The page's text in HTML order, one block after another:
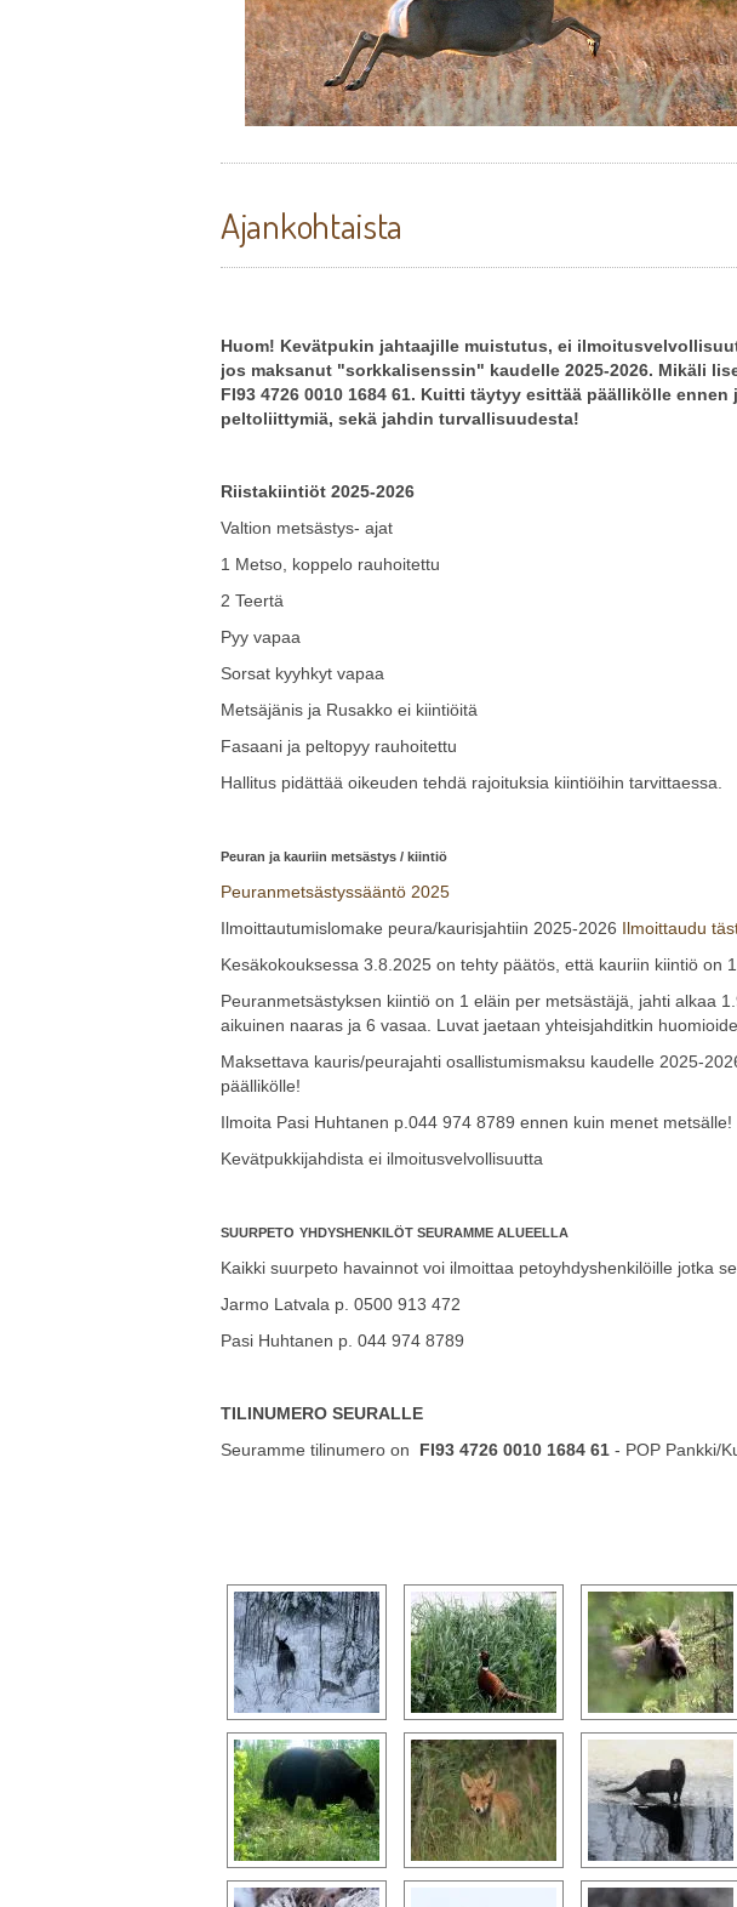
Ajankohtaista
Huom! Kevätpukin jahtaajille muistutus, ei
jos maksanut "sorkkalisenssin" kaudelle 2025-2026. Mikäli
FI93 4726 0010 1684 61. Kuitti täytyy esittää päällikölle
peltoliittymiä, sekä jahdin turvallisuudesta!
Riistakiintiöt 2025-2026
Valtion metsästys- ajat
1 Metso, koppelo rauhoitettu
2 Teertä
Pyy vapaa
Sorsat kyyhkyt vapaa
Metsäjänis ja Rusakko ei kiintiöitä
Fasaani ja peltopyy rauhoitettu
Hallitus pidättää oikeuden tehdä rajoituksia kiintiöihin tarvittaessa.
Peuran ja kauriin metsästys / kiintiö
Peuranmetsästyssääntö 2025
Ilmoittautumislomake peura/kaurisjahtiin 2025-2026
Ilmoittaudu
Kesäkokouksessa 3.8.2025 on tehty päätös, että kauriin kiintiö on
Peuranmetsästyksen kiintiö on 1 eläin per metsästäjä, jahti alkaa
aikuinen naaras ja 6 vasaa. Luvat jaetaan yhteisjahditkin
Maksettava kauris/peurajahti osallistumismaksu kaudelle 2025-
päällikölle!
Ilmoita Pasi Huhtanen p.044 974 8789 ennen kuin menet metsälle!
Kevätpukkijahdista ei ilmoitusvelvollisuutta
SUURPETO YHDYSHENKILÖT SEURAMME ALUEELLA
Kaikki suurpeto havainnot voi ilmoittaa petoyhdyshenkilöille jotka
Jarmo Latvala p. 0500 913 472
Pasi Huhtanen p. 044 974 8789
TILINUMERO SEURALLE
Seuramme tilinumero on
FI93 4726 0010 1684 61 - POP Pankki/